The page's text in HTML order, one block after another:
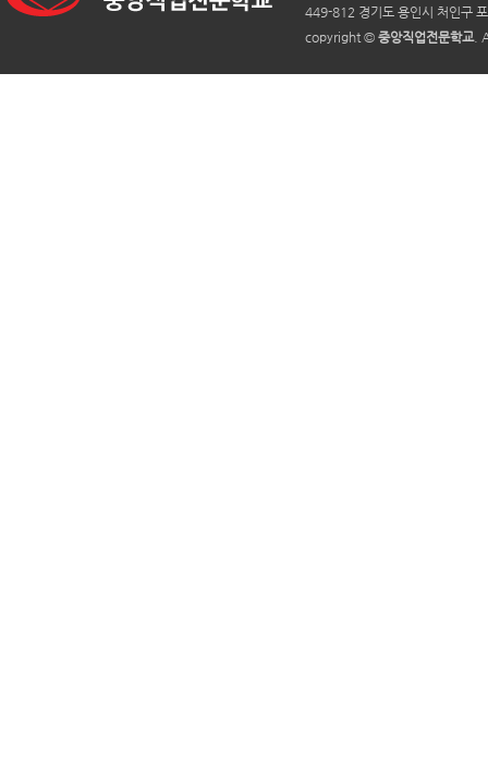
449-812 경기도 용인시 처인구
copyright © 중앙직업전문학교.